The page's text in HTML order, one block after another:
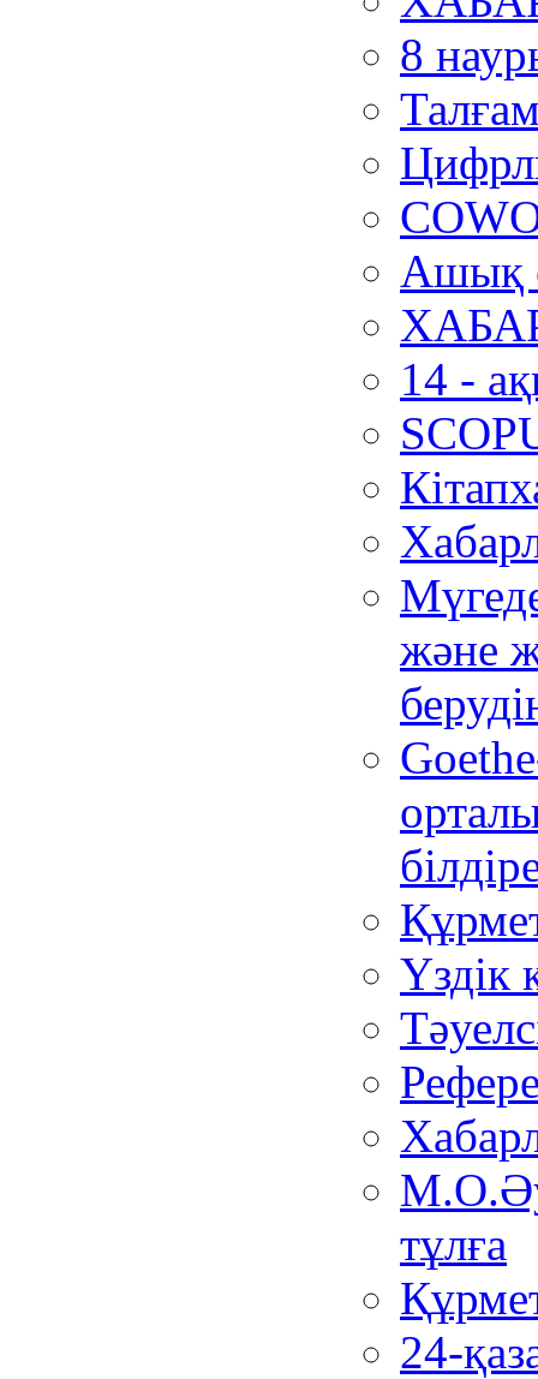
8
Ашық
14 -
және
Үздік
тұлға
24-